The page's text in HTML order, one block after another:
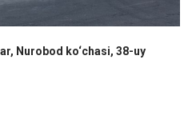
Nurobod ko‘chasi, 38-uy